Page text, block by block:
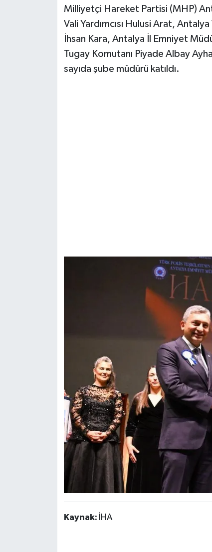
Milliyetçi Hareket Partisi (MHP)
Vali Yardımcısı Hulusi Arat,
İhsan Kara, Antalya İl Emniyet
Tugay Komutanı Piyade Albay
sayıda şube müdürü katıldı.
Kaynak: İHA